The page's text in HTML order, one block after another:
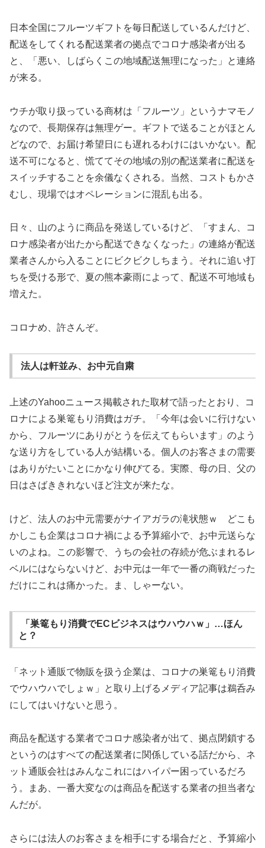
日本全国にフルーツギフトを毎日配送しているんだけど、
配送をしてくれる配送業者の拠点でコロナ感染者が出る
と、「悪い、しばらくこの地域配送無理になった」と連絡
が来る。
ウチが取り扱っている商材は「フルーツ」というナマモノ
なので、長期保存は無理ゲー。ギフトで送ることがほとん
どなので、お届け希望日にも遅れるわけにはいかない。配
送不可になると、慌ててその地域の別の配送業者に配送を
スイッチすることを余儀なくされる。当然、コストもかさ
むし、現場ではオペレーションに混乱も出る。
日々、山のように商品を発送しているけど、「すまん、コ
ロナ感染者が出たから配送できなくなった」の連絡が配送
業者さんから入ることにビクビクしちまう。それに追い打
ちを受ける形で、夏の熊本豪雨によって、配送不可地域も
増えた。
コロナめ、許さんぞ。
法人は軒並み、お中元自粛
上述のYahooニュース掲載された取材で語ったとおり、コ
ロナによる巣篭もり消費はガチ。「今年は会いに行けない
から、フルーツにありがとうを伝えてもらいます」のよう
な送り方をしている人が結構いる。個人のお客さまの需要
はありがたいことにかなり伸びてる。実際、母の日、父の
日はさばききれないほど注文が来たな。
けど、法人のお中元需要がナイアガラの滝状態ｗ どこも
かしこも企業はコロナ禍による予算縮小で、お中元送らな
いのよね。この影響で、うちの会社の存続が危ぶまれるレ
ベルにはならないけど、お中元は一年で一番の商戦だった
だけにこれは痛かった。ま、しゃーない。
「巣篭もり消費でECビジネスはウハウハｗ」…ほん
と？
「ネット通販で物販を扱う企業は、コロナの巣篭もり消費
でウハウハでしょｗ」と取り上げるメディア記事は鵜呑み
にしてはいけないと思う。
商品を配送する業者でコロナ感染者が出て、拠点閉鎖する
というのはすべての配送業者に関係している話だから、ネ
ット通販会社はみんなこれにはハイパー困っているだろ
う。まあ、一番大変なのは商品を配送する業者の担当者な
んだが。
さらには法人のお客さまを相手にする場合だと、予算縮小